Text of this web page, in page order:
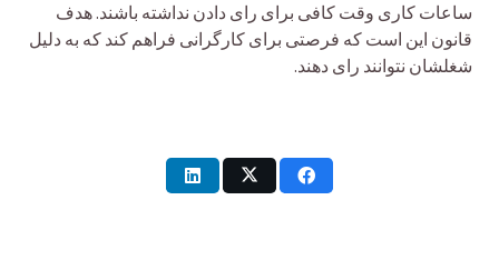
ساعات کاری وقت کافی برای رای دادن نداشته باشند. هدف
قانون این است که فرصتی برای کارگرانی فراهم کند که به دلیل
شغلشان نتوانند رای دهند.